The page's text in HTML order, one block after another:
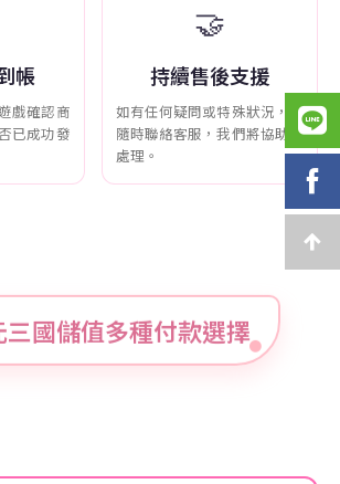
帳
戲確認商
已成功發
🤝
持續售後支援
如有任何疑問或特殊狀況，可
隨時聯絡客服，我們將協助您
處理。
國儲值多種付款選擇